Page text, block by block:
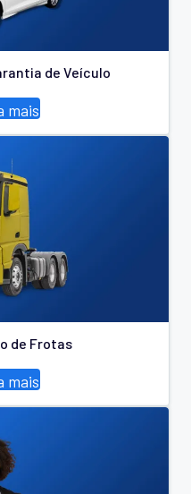
de Veículo
mais
de Frotas
mais